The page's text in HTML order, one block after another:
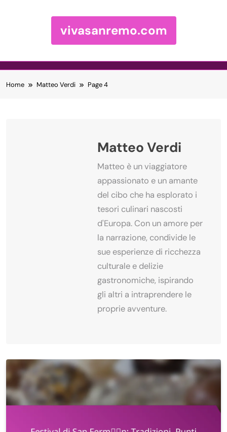
vivasanremo.com
Home Matteo Verdi Page 4
Matteo Verdi
Matteo è un viaggiatore
appassionato e un amante
del cibo che ha esplorato i
tesori culinari nascosti
d'Europa. Con un amore per
la narrazione, condivide le
sue esperienze di ricchezza
culturale e delizie
gastronomiche, ispirando
gli altri a intraprendere le
proprie avventure.